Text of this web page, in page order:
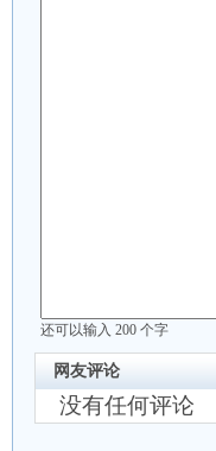
还可以输入 200 个字
网友评论
没有任何评论